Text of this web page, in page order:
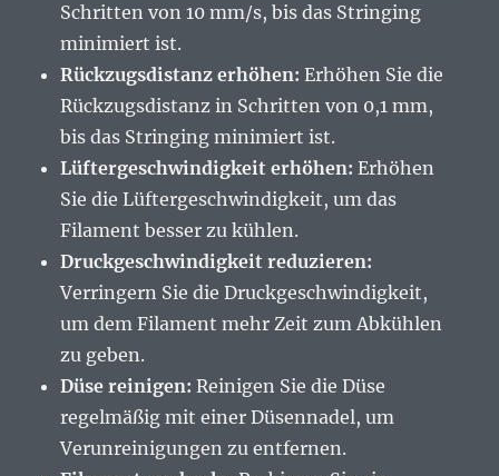
Schritten von 10 mm/s, bis das Stringing
minimiert ist.
Rückzugsdistanz erhöhen: Erhöhen Sie die
Rückzugsdistanz in Schritten von 0,1 mm,
bis das Stringing minimiert ist.
Lüftergeschwindigkeit erhöhen: Erhöhen
Sie die Lüftergeschwindigkeit, um das
Filament besser zu kühlen.
Druckgeschwindigkeit reduzieren:
Verringern Sie die Druckgeschwindigkeit,
um dem Filament mehr Zeit zum Abkühlen
zu geben.
Düse reinigen: Reinigen Sie die Düse
regelmäßig mit einer Düsennadel, um
Verunreinigungen zu entfernen.